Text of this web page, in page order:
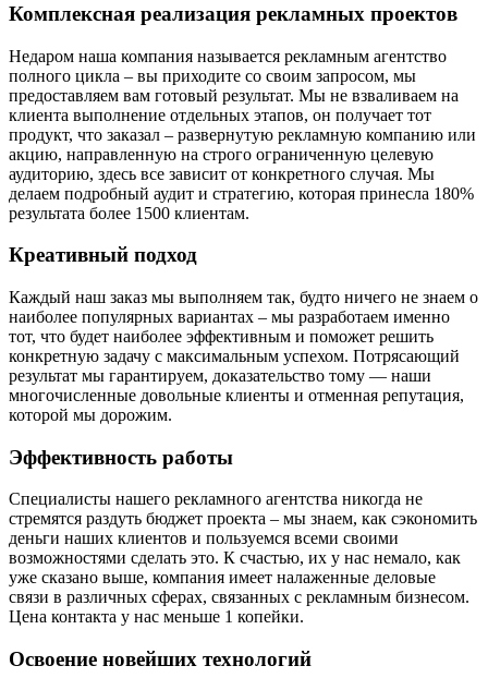
Комплексная реализация рекламных проектов
Недаром наша компания называется рекламным агентство
полного цикла – вы приходите со своим запросом, мы
предоставляем вам готовый результат. Мы не взваливаем на
клиента выполнение отдельных этапов, он получает тот
продукт, что заказал – развернутую рекламную компанию или
акцию, направленную на строго ограниченную целевую
аудиторию, здесь все зависит от конкретного случая. Мы
делаем подробный аудит и стратегию, которая принесла 180%
результата более 1500 клиентам.
Креативный подход
Каждый наш заказ мы выполняем так, будто ничего не знаем о
наиболее популярных вариантах – мы разработаем именно
тот, что будет наиболее эффективным и поможет решить
конкретную задачу с максимальным успехом. Потрясающий
результат мы гарантируем, доказательство тому — наши
многочисленные довольные клиенты и отменная репутация,
которой мы дорожим.
Эффективность работы
Специалисты нашего рекламного агентства никогда не
стремятся раздуть бюджет проекта – мы знаем, как сэкономить
деньги наших клиентов и пользуемся всеми своими
возможностями сделать это. К счастью, их у нас немало, как
уже сказано выше, компания имеет налаженные деловые
связи в различных сферах, связанных с рекламным бизнесом.
Цена контакта у нас меньше 1 копейки.
Освоение новейших технологий